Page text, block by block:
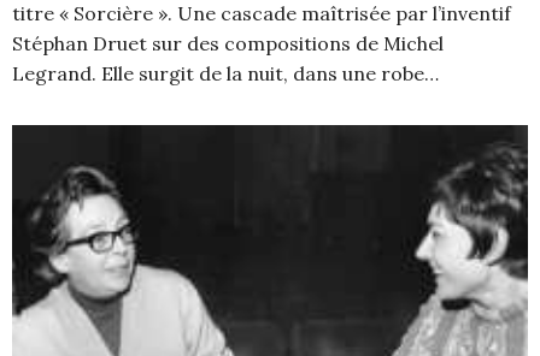
titre « Sorcière ». Une cascade maîtrisée par l’inventif
Stéphan Druet sur des compositions de Michel
Legrand. Elle surgit de la nuit, dans une robe…